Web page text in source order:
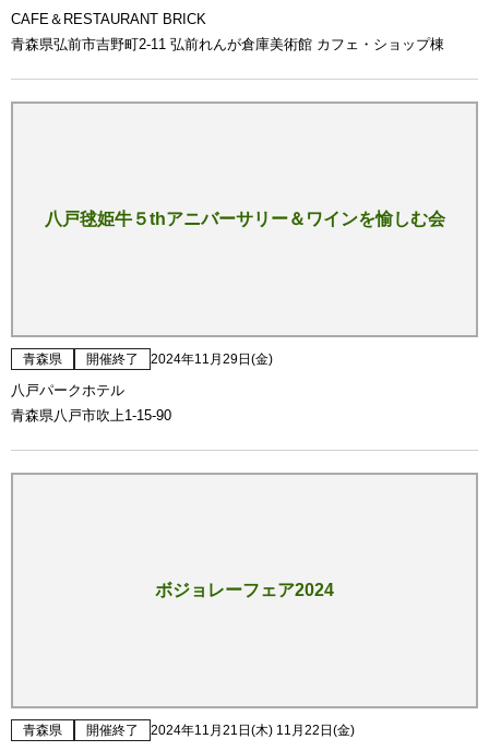
CAFE＆RESTAURANT BRICK
青森県弘前市吉野町2-11 弘前れんが倉庫美術館 カフェ・ショップ棟
八戸毬姫牛５thアニバーサリー＆ワインを愉しむ会
青森県 開催終了 2024年11月29日(金)
八戸パークホテル
青森県八戸市吹上1-15-90
ボジョレーフェア2024
青森県 開催終了 2024年11月21日(木) 11月22日(金)